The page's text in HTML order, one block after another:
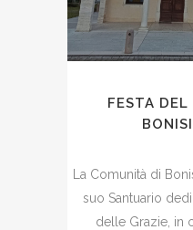
FESTA
La Comunità di
suo Santuario
delle Grazie, in